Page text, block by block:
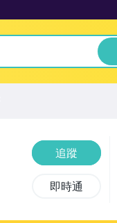
追蹤
即時通